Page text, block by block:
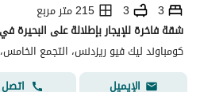
3
3
215 متر مربع
كومباوند ليك فيو ريزدنس، التجمع
الإيميل
اتصل